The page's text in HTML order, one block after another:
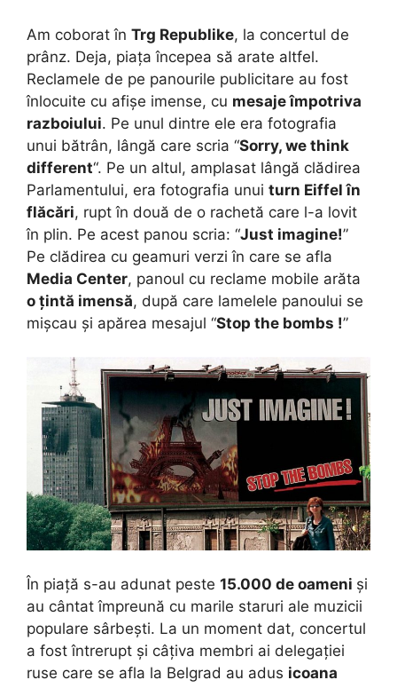
Am coborat în Trg Republike, la concertul de
prânz. Deja, piața începea să arate altfel.
Reclamele de pe panourile publicitare au fost
înlocuite cu afișe imense, cu mesaje împotriva
razboiului. Pe unul dintre ele era fotografia
unui bătrân, lângă care scria “Sorry, we think
different“. Pe un altul, amplasat lângă clădirea
Parlamentului, era fotografia unui turn Eiffel în
flăcări, rupt în două de o rachetă care l-a lovit
în plin. Pe acest panou scria: “Just imagine!”
Pe clădirea cu geamuri verzi în care se afla
Media Center, panoul cu reclame mobile arăta
o țintă imensă, după care lamelele panoului se
mișcau și apărea mesajul “Stop the bombs !”
În piață s-au adunat peste 15.000 de oameni și
au cântat împreună cu marile staruri ale muzicii
populare sârbești. La un moment dat, concertul
a fost întrerupt și câțiva membri ai delegației
ruse care se afla la Belgrad au adus icoana